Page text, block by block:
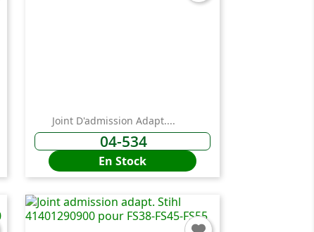
Joint D'admission Adapt....
04-534
En Stock